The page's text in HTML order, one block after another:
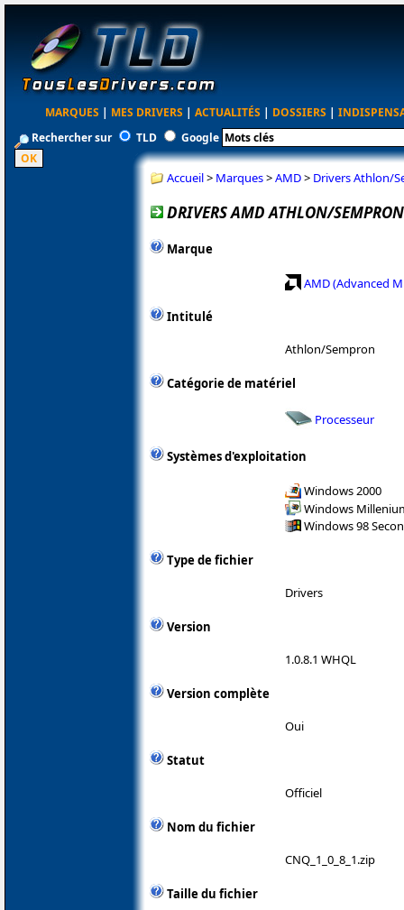
MARQUES | MES DRIVERS | ACTUALITÉS | DOSSIERS |
Rechercher sur
TLD Google
Accueil> Marques>AMD> Drivers Athlon/
DRIVERS AMD ATHLON/
Marque
AMD (Advanced
Intitulé
Athlon/Sempron
Catégorie de matériel
Processeur
Systèmes d'exploitation
Windows 2000
Windows
Windows 98
Type de fichier
Drivers
Version
1.0.8.1 WHQL
Version complète
Oui
Statut
Officiel
Nom du fichier
CNQ_1_0_8_1.zip
Taille du fichier